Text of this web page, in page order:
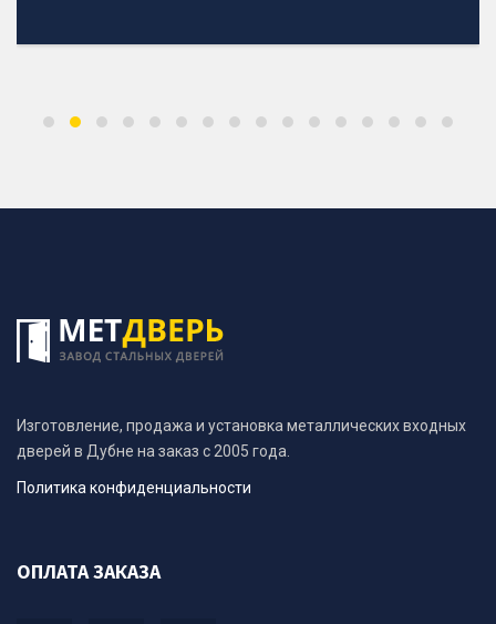
Изготовление, продажа и установка металлических входных
дверей в Дубне на заказ с 2005 года.
Политика конфиденциальности
ОПЛАТА ЗАКАЗА